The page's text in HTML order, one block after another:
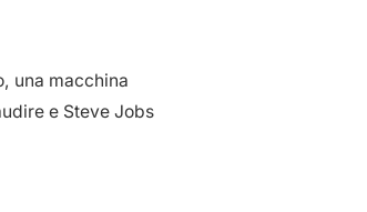
una macchina
e Steve Jobs